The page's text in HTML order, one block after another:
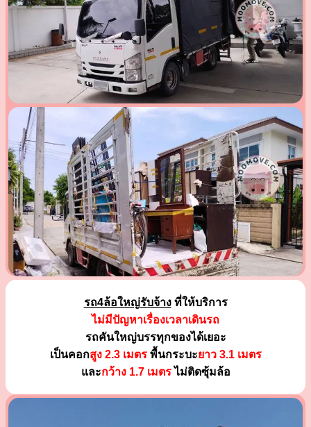
รถ4ล้อใหญ่รับจ้างที่ให้บริการ
ไม่มีปัญหาเรื่องเวลาเดินรถ
รถคันใหญ่บรรทุกของได้เยอะ
เป็นคอกสูง 2.3 เมตรพื้นกระบะยาว 3.1 เมตร
และกว้าง 1.7 เมตรไม่ติดซุ้มล้อ